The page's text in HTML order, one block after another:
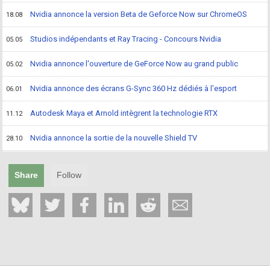
18.08 Nvidia annonce la version Beta de Geforce Now sur ChromeOS
05.05 Studios indépendants et Ray Tracing - Concours Nvidia
05.02 Nvidia annonce l'ouverture de GeForce Now au grand public
06.01 Nvidia annonce des écrans G-Sync 360 Hz dédiés à l'esport
11.12 Autodesk Maya et Arnold intègrent la technologie RTX
28.10 Nvidia annonce la sortie de la nouvelle Shield TV
Share Follow